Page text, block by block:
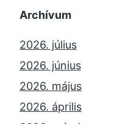
Archívum
2026. július
2026. június
2026. május
2026. április